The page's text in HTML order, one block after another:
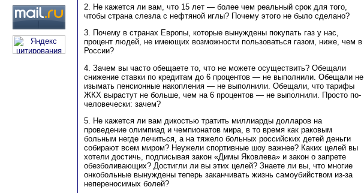
2. Не кажется ли вам, что 15 лет — более чем реальный срок для того,
чтобы страна слезла с нефтяной иглы? Почему этого не было сделано?
3. Почему в странах Европы, которые вынуждены покупать газ у нас,
процент людей, не имеющих возможности пользоваться газом, ниже, чем в
России?
4. Зачем вы часто обещаете то, что не можете осуществить? Обещали
снижение ставки по кредитам до 6 процентов — не выполнили. Обещали не
изымать пенсионные накопления — не выполнили. Обещали, что тарифы
ЖКХ вырастут не больше, чем на 6 процентов — не выполнили. Просто по-
человечески: зачем?
5. Не кажется ли вам дикостью тратить миллиарды долларов на
проведение олимпиад и чемпионатов мира, в то время как раковым
больным негде лечиться, а на тяжело больных российских детей деньги
собирают всем миром? Неужели спортивные шоу важнее? Каких целей вы
хотели достичь, подписывая закон «Димы Яковлева» и закон о запрете
обезболивающих? Достигли ли вы этих целей? Знаете ли вы, что многие
онкобольные вынуждены теперь заканчивать жизнь самоубийством из-за
непереносимых болей?